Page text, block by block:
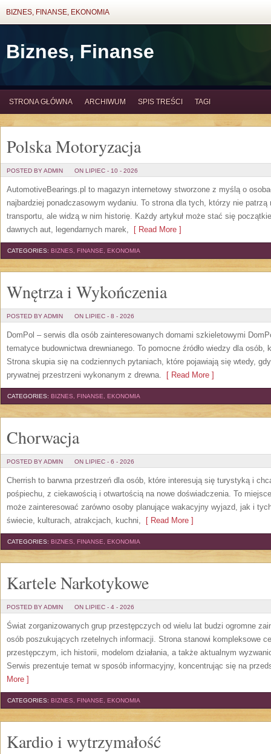
BIZNES, FINANSE, EKONOMIA
Biznes, Finanse
STRONA GŁÓWNA ARCHIWUM SPIS TREŚCI TAGI
Polska Motoryzacja
POSTED BY ADMIN ON LIPIEC - 10 - 2026
AutomotiveBearings.pl to magazyn internetowy stworzone z myślą o
najbardziej ponadczasowym wydaniu. To strona dla tych, którzy nie patrzą
transportu, ale widzą w nim historię. Każdy artykuł może stać się
dawnych aut, legendarnych marek, [ Read More ]
CATEGORIES: BIZNES, FINANSE, EKONOMIA
Wnętrza i Wykończenia
POSTED BY ADMIN ON LIPIEC - 8 - 2026
DomPol – serwis dla osób zainteresowanych domami szkieletowymi
tematyce budownictwa drewnianego. To pomocne źródło wiedzy dla
Strona skupia się na codziennych pytaniach, które pojawiają się wtedy,
prywatnej przestrzeni wykonanym z drewna. [ Read More ]
CATEGORIES: BIZNES, FINANSE, EKONOMIA
Chorwacja
POSTED BY ADMIN ON LIPIEC - 6 - 2026
Cherrish to barwna przestrzeń dla osób, które interesują się turystyką i
pośpiechu, z ciekawością i otwartością na nowe doświadczenia. To
może zainteresować zarówno osoby planujące wakacyjny wyjazd, jak i
świecie, kulturach, atrakcjach, kuchni, [ Read More ]
CATEGORIES: BIZNES, FINANSE, EKONOMIA
Kartele Narkotykowe
POSTED BY ADMIN ON LIPIEC - 4 - 2026
Świat zorganizowanych grup przestępczych od wielu lat budzi ogromne
osób poszukujących rzetelnych informacji. Strona stanowi kompleksowe
przestępczym, ich historii, modelom działania, a także aktualnym
Serwis prezentuje temat w sposób informacyjny, koncentrując się na
More ]
CATEGORIES: BIZNES, FINANSE, EKONOMIA
Kardio i wytrzymałość